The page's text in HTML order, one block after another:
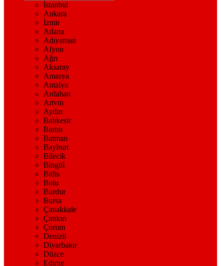
İstanbul
Ankara
İzmir
Adana
Adıyaman
Afyon
Ağrı
Aksaray
Amasya
Antalya
Ardahan
Artvin
Aydın
Balıkesir
Bartın
Batman
Bayburt
Bilecik
Bingöl
Bitlis
Bolu
Burdur
Bursa
Çanakkale
Çankırı
Çorum
Denizli
Diyarbakır
Düzce
Edirne